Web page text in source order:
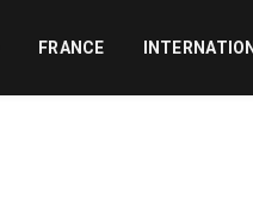
FRANCE